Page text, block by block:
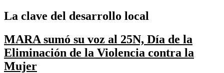
La clave del desarrollo local
MARA sumó su voz al 25N, Día de la
Eliminación de la Violencia contra la
Mujer